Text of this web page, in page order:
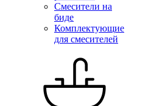
Смесители на
биде
Комплектующие
для смесителей